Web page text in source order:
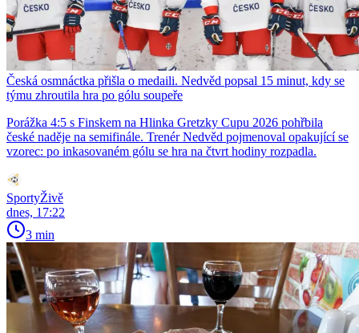
Česká osmnáctka přišla o medaili. Nedvěd popsal 15 minut, kdy se
týmu zhroutila hra po gólu soupeře
Porážka 4:5 s Finskem na Hlinka Gretzky Cupu 2026 pohřbila
české naděje na semifinále. Trenér Nedvěd pojmenoval opakující se
vzorec: po inkasovaném gólu se hra na čtvrt hodiny rozpadla.
SportyŽivě
dnes, 17:22
3 min